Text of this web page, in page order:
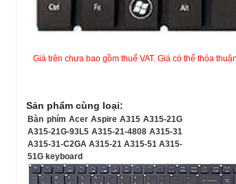
Giá trên chưa bao gồm thuế VAT. Giá có thể thỏa
Sản phẩm cùng loại:
Bàn phím Acer Aspire A315 A315-21G
A315-21G-93L5 A315-21-4808 A315-31
A315-31-C2GA A315-21 A315-51 A315-
51G keyboard